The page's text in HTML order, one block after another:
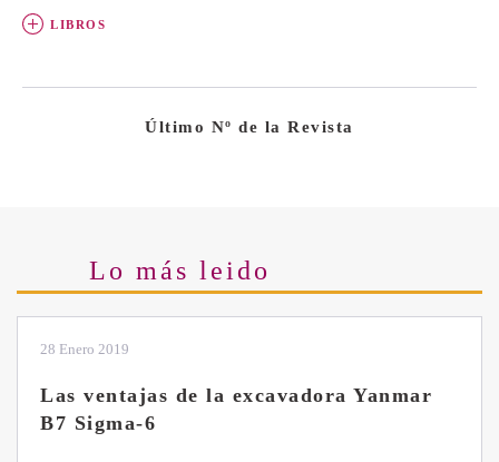
LIBROS
Último Nº de la Revista
Lo más leido
28 Enero 2019
Las ventajas de la excavadora Yanmar
B7 Sigma-6